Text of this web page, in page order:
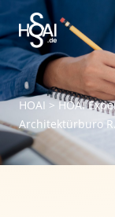
HOAI > HOAI
Architektürburo